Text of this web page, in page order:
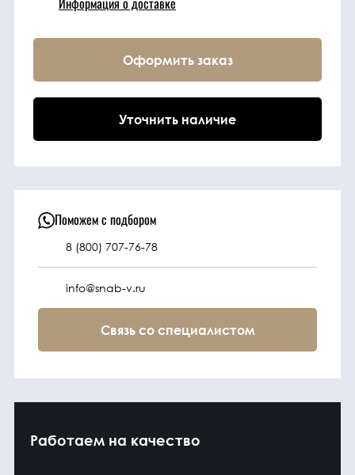
элементы
Ходовые части
Электрическая
Под заказ
Оформить заказ
Уточнить наличие
Поможем с подбором
8 (800) 707-76-78
info@snab-v.ru
Связь со специалистом
Работаем на качество